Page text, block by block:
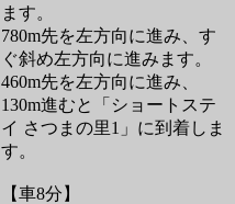
ます。
780m先を左方向に進み、す
ぐ斜め左方向に進みます。
460m先を左方向に進み、
130m進むと「ショートステ
イ さつまの里1」に到着しま
す。
【車8分】